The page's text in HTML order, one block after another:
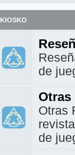
KIOSKO
de
Otras
Otras
de